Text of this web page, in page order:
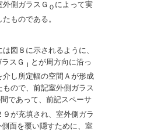
側ガラスＧ Ｏ によって実
ものである。
図８に示されるように、
スＧ Ｉ とが周方向に沿っ
し所定幅の空間Ａが形成
ので、前記室外側ガラス
であって、前記スペーサ
が充填され、室外側ガラ
面を覆い隠すために、室